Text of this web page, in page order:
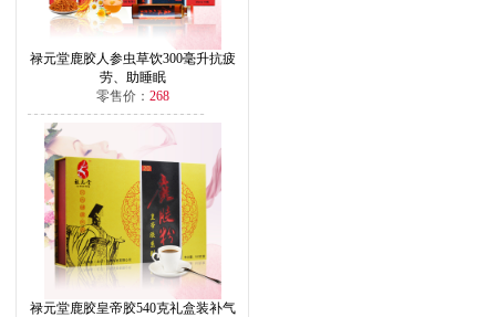
禄元堂鹿胶人参虫草饮300毫升抗疲
劳、助睡眠
零售价： 268
禄元堂鹿胶皇帝胶540克礼盒装补气